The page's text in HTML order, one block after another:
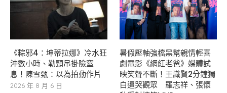
《粽邪4：坤蒂拉娜》冷水狂
沖數小時、勒頸吊掛險窒
息！陳雪甄：以為拍動作片
2026 年 8 月 6 日
暑假壓軸強檔黑幫親情輕喜
劇電影《網紅老爸》媒體試
映笑聲不斷！王識賢2分鐘獨
白逼哭觀眾 羅志祥、張懷